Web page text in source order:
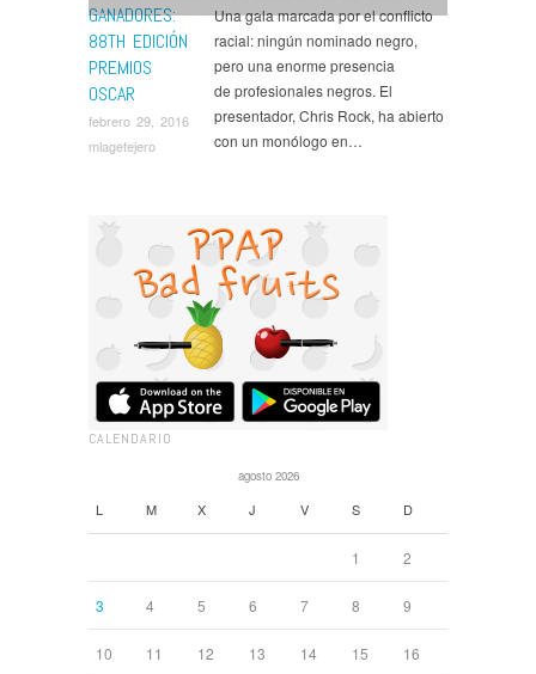
GANADORES:
88TH EDICIÓN
PREMIOS
OSCAR
febrero 29, 2016
mlagetejero
Danish Girl,The Revenant
Una gala marcada por el conflicto
racial: ningún nominado negro,
pero una enorme presencia
de profesionales negros. El
presentador, Chris Rock, ha abierto
con un monólogo en…
CALENDARIO
agosto 2026
L M X J V S D
1 2
3 4 5 6 7 8 9
10 11 12 13 14 15 16